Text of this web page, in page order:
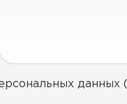
данных (